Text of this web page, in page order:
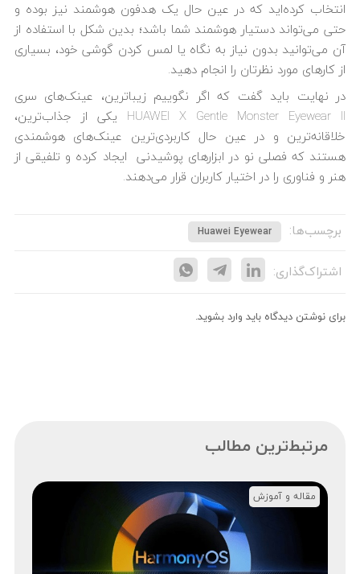
انتخاب کرده‌اید که در عین حال یک هدفون هوشمند نیز بوده و
حتی می‌تواند دستیار هوشمند شما باشد؛ بدین شکل با استفاده از
آن می‌توانید بدون نیاز به نگاه یا لمس کردن گوشی خود، بسیاری
از کارهای مورد نظرتان را انجام دهید.
در نهایت باید گفت که اگر نگوییم زیباترین، عینک‌های سری
HUAWEI X Gentle Monster Eyewear II یکی از جذاب‌ترین،
خلاقانه‌ترین و در عین حال کاربردی‌ترین عینک‌های هوشمندی
هستند که فصلی نو در ابزارهای پوشیدنی ایجاد کرده و تلفیقی از
هنر و فناوری را در اختیار کاربران قرار می‌دهند.
برچسب‌ها: Huawei Eyewear
اشتراک‌گذاری:
برای نوشتن دیدگاه باید وارد بشوید.
مرتبط‌ترین مطالب
مقاله و آموزش